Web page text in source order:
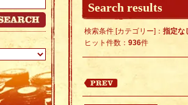
Search results
検索条件 [カテゴリー]： 指定な
ヒット件数： 936件